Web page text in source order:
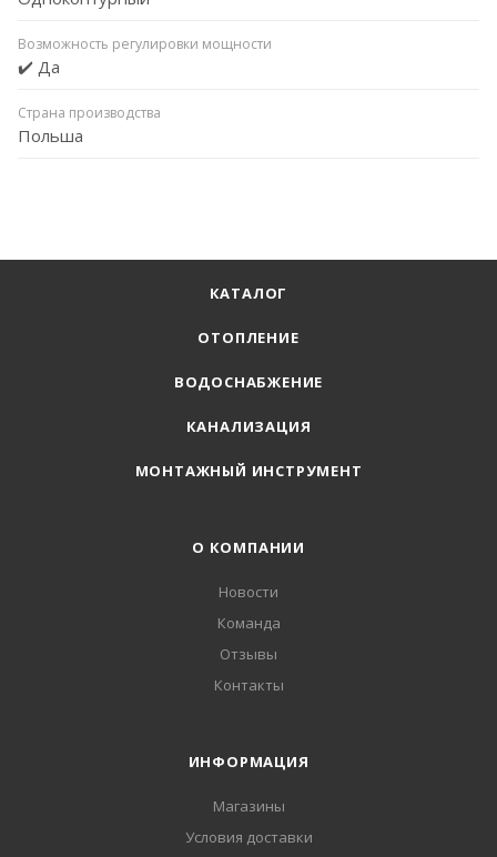
Возможность регулировки мощности
✔️ Да
Страна производства
Польша
КАТАЛОГ
ОТОПЛЕНИЕ
ВОДОСНАБЖЕНИЕ
КАНАЛИЗАЦИЯ
МОНТАЖНЫЙ ИНСТРУМЕНТ
О КОМПАНИИ
Новости
Команда
Отзывы
Контакты
ИНФОРМАЦИЯ
Магазины
Условия доставки